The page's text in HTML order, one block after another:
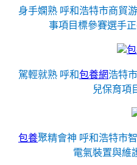
身手嫻熟 呼和浩特市商貿
事項目標參賽選手
駕輕就熟 呼和包養網浩特
兒保育項
包養聚精會神 呼和浩特市
電氣裝置與維